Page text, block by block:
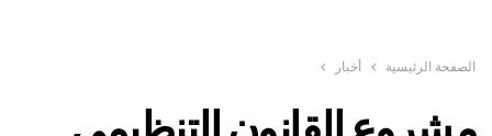
الصفحة الرئيسية أخبار